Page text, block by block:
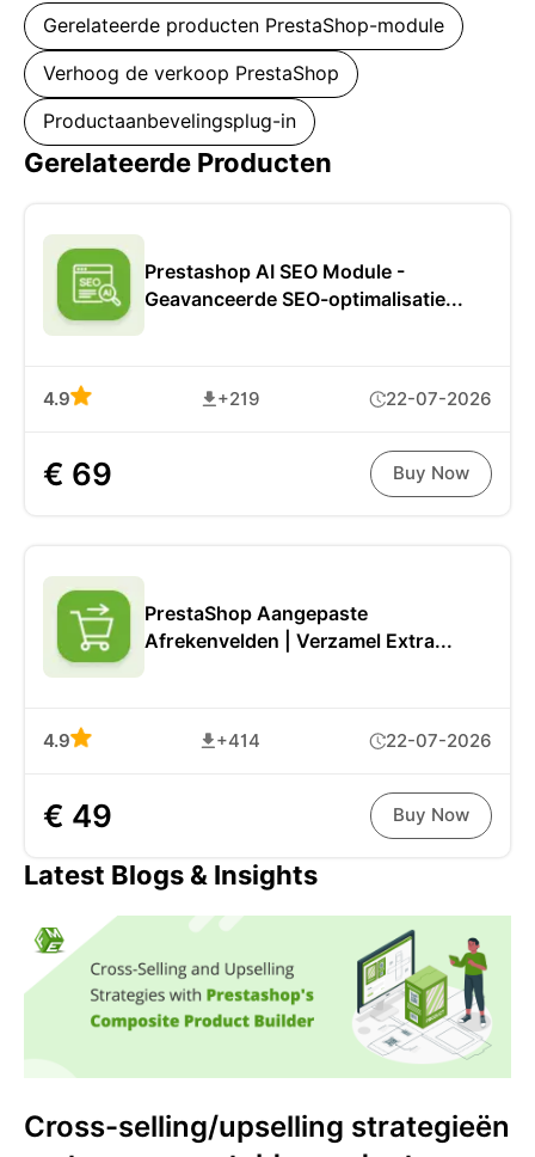
Gerelateerde producten PrestaShop-module
Verhoog de verkoop PrestaShop
Productaanbevelingsplug-in
Gerelateerde Producten
Prestashop AI SEO Module -
Geavanceerde SEO-optimalisatie...
4.9 +219 22-07-2026
€ 69 Buy Now
PrestaShop Aangepaste
Afrekenvelden | Verzamel Extra...
4.9 +414 22-07-2026
€ 49 Buy Now
Latest Blogs & Insights
Cross-selling/upselling strategieën